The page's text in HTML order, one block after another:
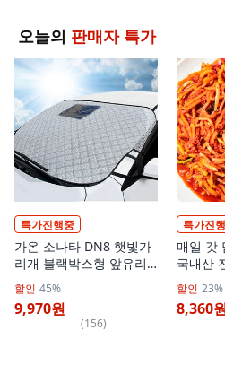
오늘의 판매자 특가
특가진행중
가온 소나타 DN8 햇빛가
리개 블랙박스형 앞유리
할인 45%
9,970원
(156)
특가진
매일 갓
국내산
할인 23%
8,360